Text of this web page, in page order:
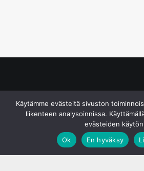
Käytämme evästeitä sivuston
liikenteen analysoinnissa.
evästeiden
Ok
En hyväksy